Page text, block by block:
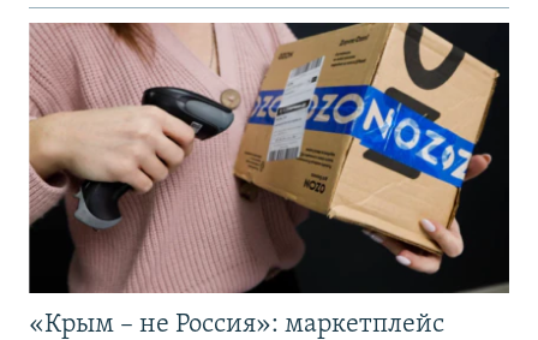
«Крым – не Россия»: маркетплейс